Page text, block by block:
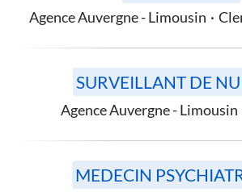
Agence Auvergne - Limousin ·
SURVEILLANT DE
Agence Auvergne - Limousin
MEDECIN